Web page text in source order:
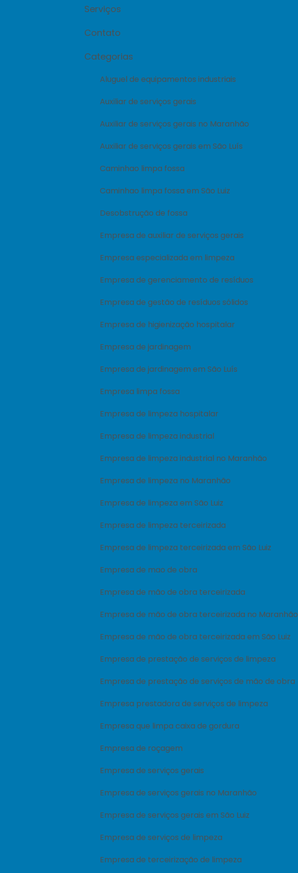
Serviços
Contato
Categorias
Aluguel de equipamentos industriais
Auxiliar de serviços gerais
Auxiliar de serviços gerais no Maranhão
Auxiliar de serviços gerais em São Luís
Caminhao limpa fossa
Caminhao limpa fossa em São Luiz
Desobstrução de fossa
Empresa de auxiliar de serviços gerais
Empresa especializada em limpeza
Empresa de gerenciamento de resíduos
Empresa de gestão de resíduos sólidos
Empresa de higienização hospitalar
Empresa de jardinagem
Empresa de jardinagem em São Luís
Empresa limpa fossa
Empresa de limpeza hospitalar
Empresa de limpeza industrial
Empresa de limpeza industrial no Maranhão
Empresa de limpeza no Maranhão
Empresa de limpeza em São Luiz
Empresa de limpeza terceirizada
Empresa de limpeza terceirizada em São Luiz
Empresa de mao de obra
Empresa de mão de obra terceirizada
Empresa de mão de obra terceirizada no Maranhão
Empresa de mão de obra terceirizada em São Luiz
Empresa de prestação de serviços de limpeza
Empresa de prestação de serviços de mão de obra
Empresa prestadora de serviços de limpeza
Empresa que limpa caixa de gordura
Empresa de roçagem
Empresa de serviços gerais
Empresa de serviços gerais no Maranhão
Empresa de serviços gerais em São Luiz
Empresa de serviços de limpeza
Empresa de terceirização de limpeza